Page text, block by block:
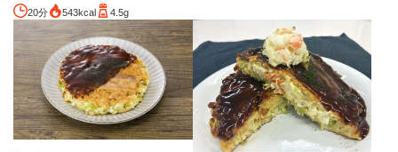
20分 543kcal 4.5g